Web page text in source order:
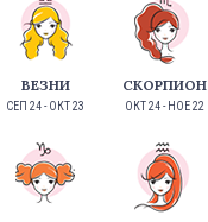
ВЕЗНИ
СЕП 24 - ОКТ 23
СКОРПИОН
ОКТ 24 - НОЕ 22